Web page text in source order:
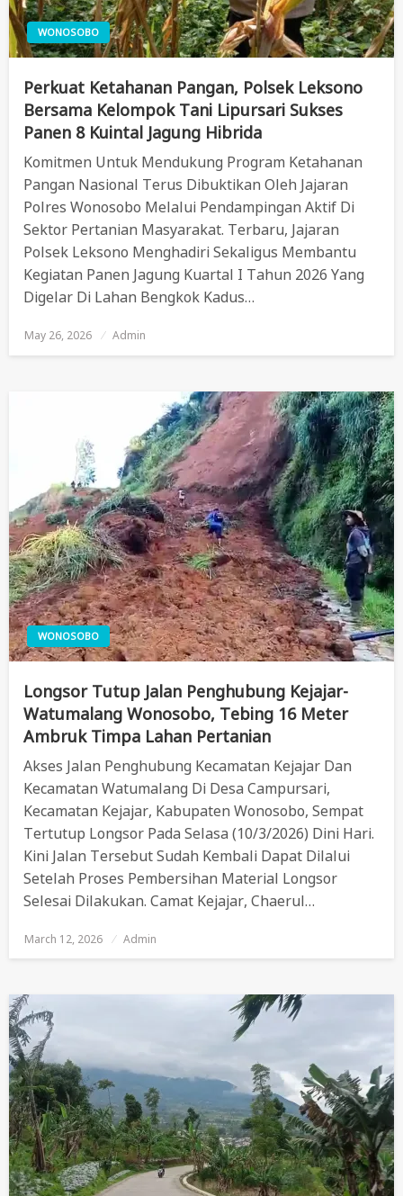
WONOSOBO
Perkuat Ketahanan Pangan, Polsek Leksono
Bersama Kelompok Tani Lipursari Sukses
Panen 8 Kuintal Jagung Hibrida
Komitmen Untuk Mendukung Program Ketahanan
Pangan Nasional Terus Dibuktikan Oleh Jajaran
Polres Wonosobo Melalui Pendampingan Aktif Di
Sektor Pertanian Masyarakat. Terbaru, Jajaran
Polsek Leksono Menghadiri Sekaligus Membantu
Kegiatan Panen Jagung Kuartal I Tahun 2026 Yang
Digelar Di Lahan Bengkok Kadus…
Posted
On
May 26, 2026 Admin
WONOSOBO
Longsor Tutup Jalan Penghubung Kejajar-
Watumalang Wonosobo, Tebing 16 Meter
Ambruk Timpa Lahan Pertanian
Akses Jalan Penghubung Kecamatan Kejajar Dan
Kecamatan Watumalang Di Desa Campursari,
Kecamatan Kejajar, Kabupaten Wonosobo, Sempat
Tertutup Longsor Pada Selasa (10/3/2026) Dini Hari.
Kini Jalan Tersebut Sudah Kembali Dapat Dilalui
Setelah Proses Pembersihan Material Longsor
Selesai Dilakukan. Camat Kejajar, Chaerul…
Posted
March 12, 2026 Admin